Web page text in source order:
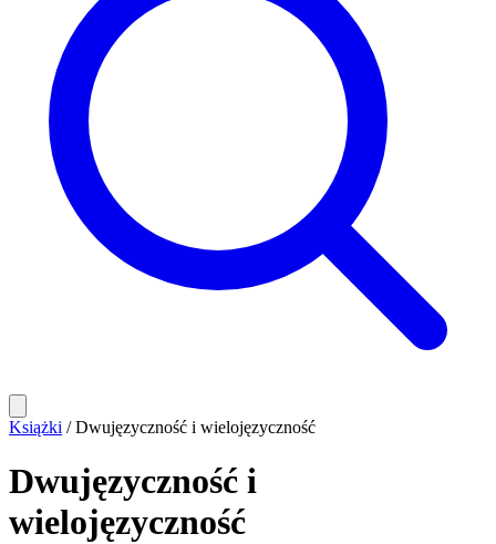
Książki / Dwujęzyczność i wielojęzyczność
Dwujęzyczność i
wielojęzyczność